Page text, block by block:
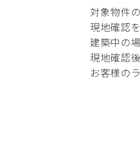
対象物件
現地確認
建築中の
現地確認
お客様の